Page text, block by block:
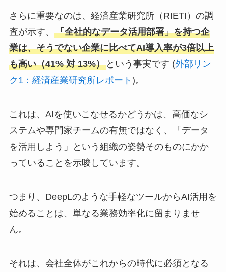
さらに重要なのは、経済産業研究所（RIETI）の調
査が示す、 「全社的なデータ活用部署」を持つ企
業は、そうでない企業に比べてAI導入率が3倍以上
も高い（41% 対 13%）という事実です (外部リン
ク1：経済産業研究所レポート )。
これは、AIを使いこなせるかどうかは、高価なシ
ステムや専門家チームの有無ではなく、「データ
を活用しよう」という組織の姿勢そのものにかか
っていることを示唆しています。
つまり、DeepLのような手軽なツールからAI活用を
始めることは、単なる業務効率化に留まりませ
ん。
それは、会社全体がこれからの時代に必須となる